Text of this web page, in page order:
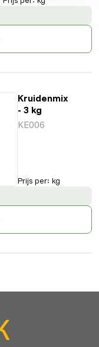
Kruidenmix
- 3 kg
KE006
Prijs per: kg